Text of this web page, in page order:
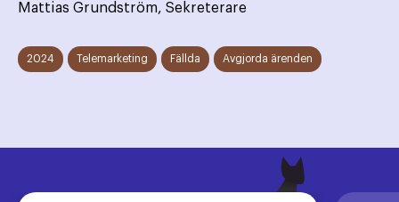
Mattias Grundström, Sekreterare
2024 Telemarketing Fällda Avgjorda ärenden